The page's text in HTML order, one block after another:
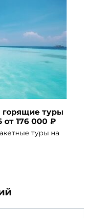
горящие туры
176 000 ₽
туры на